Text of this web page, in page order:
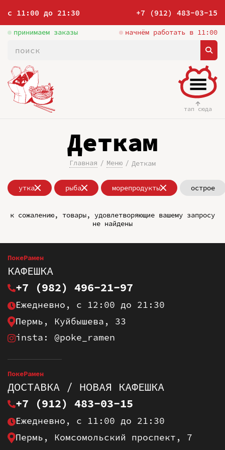
с 11:00 до 21:30 +7 (912) 483-03-15
принимаем заказы начнём работать в 11:00
тап сюда
Деткам
Главная Меню Деткам
утка рыба морепродукты острое
к сожалению, товары, удовлетворяющие вашему запросу
не найдены
ПокеРамен
КАФЕШКА
+7 (982) 496-21-97
Ежедневно, с 12:00 до 21:30
Пермь, Куйбышева, 33
insta: @poke_ramen
ПокеРамен
ДОСТАВКА / НОВАЯ КАФЕШКА
+7 (912) 483-03-15
Ежедневно, с 11:00 до 21:30
Пермь, Комсомольский проспект, 7